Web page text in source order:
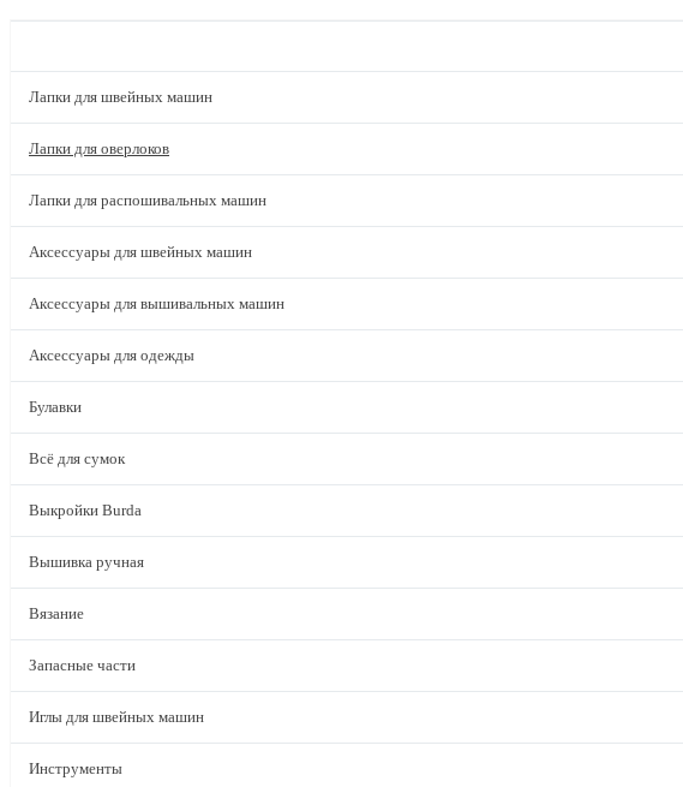
Лапки для швейных машин
Лапки для оверлоков
Лапки для распошивальных машин
Аксессуары для швейных машин
Аксессуары для вышивальных машин
Аксессуары для одежды
Булавки
Всё для сумок
Выкройки Burda
Вышивка ручная
Вязание
Запасные части
Иглы для швейных машин
Инструменты